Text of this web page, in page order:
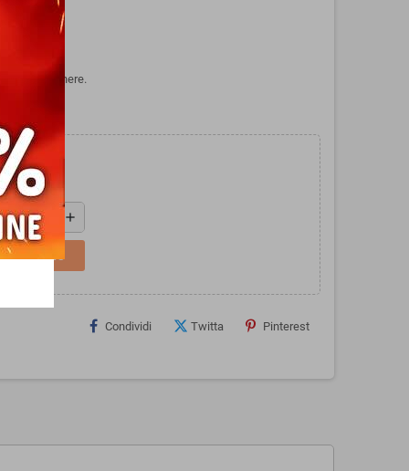
da Sentosphere.
add
Condividi Twitta Pinterest